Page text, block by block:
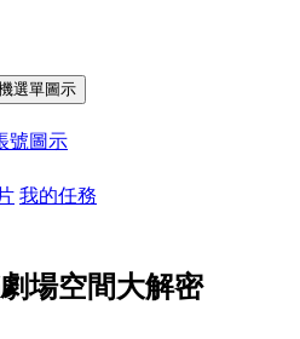
我的任務
場空間大解密